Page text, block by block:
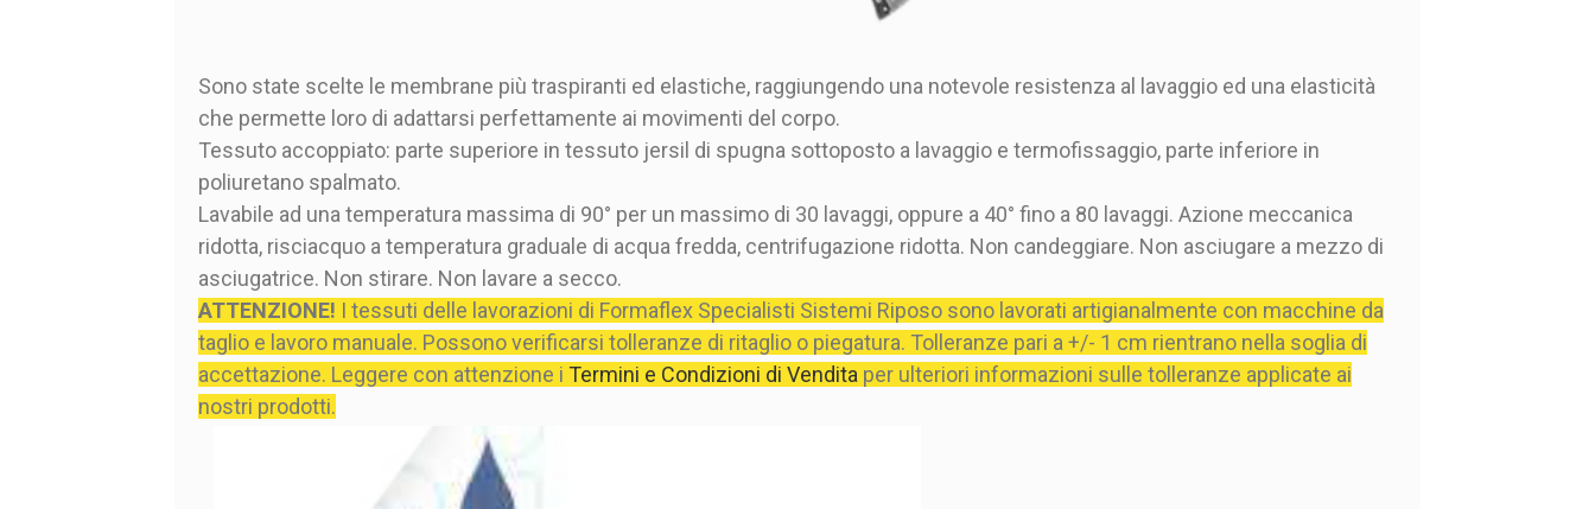
Sono state scelte le membrane più traspiranti ed elastiche, raggiungendo una notevole resistenza al lavaggio ed una elasticità
che permette loro di adattarsi perfettamente ai movimenti del corpo.
Tessuto accoppiato: parte superiore in tessuto jersil di spugna sottoposto a lavaggio e termofissaggio, parte inferiore in
poliuretano spalmato.
Lavabile ad una temperatura massima di 90° per un massimo di 30 lavaggi, oppure a 40° fino a 80 lavaggi. Azione meccanica
ridotta, risciacquo a temperatura graduale di acqua fredda, centrifugazione ridotta. Non candeggiare. Non asciugare a mezzo di
asciugatrice. Non stirare. Non lavare a secco.
ATTENZIONE! I tessuti delle lavorazioni di Formaflex Specialisti Sistemi Riposo sono lavorati artigianalmente con macchine da
taglio e lavoro manuale. Possono verificarsi tolleranze di ritaglio o piegatura. Tolleranze pari a +/- 1 cm rientrano nella soglia di
accettazione. Leggere con attenzione i Termini e Condizioni di Vendita per ulteriori informazioni sulle tolleranze applicate ai
nostri prodotti.